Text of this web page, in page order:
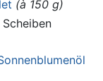
(à 150 g)